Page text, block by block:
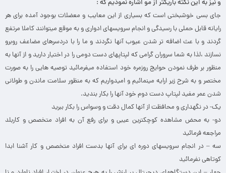
و نیز به این نکته باریکتر از مو اشاره نمودیم که :
جای بسی خوشبختی است که بسیاری از این معایب و معضلات بوجود آمده برای هر
رایانه قابل حملی با رسیدگی و انجام سرویسهای ادواری و به موقع میتوانند کاملا مرتفع
گردند و با عث اضافه تر شدن عیوب آنها نگردند و ما را با دردسرهای مضاعف روبرو
نسازند ،لذا به شما سروران گرامی که لپتاپهای دست دومی را در اختیار دارید و از آنها به
منظور بر طرف نمودن حوایج روزمره خود استفاده میفرمائید توصیه هایی را به صورت
مختصر و به شرح زیر ارایه مینمائیم و امیدواریم که به منظور سلامت ماندن و طولانی
شدن عمر مفید لپتاپ دست دوم خود آنها را بکار بندید.
یک- در نگهداری و محافظت از آنها کمال دقت و وسواس را بکار ببرید
دو- به محض مشاهده کوچکترین عیبی و برای رفع آن به افراد متخصص و کاربلد
مراجعه فرمائید
سه – در انجام سرویسهای دوره ای برای آنها بدست افراد متخصص و کار آشنا ابدا
کوتاهی نفرمائید